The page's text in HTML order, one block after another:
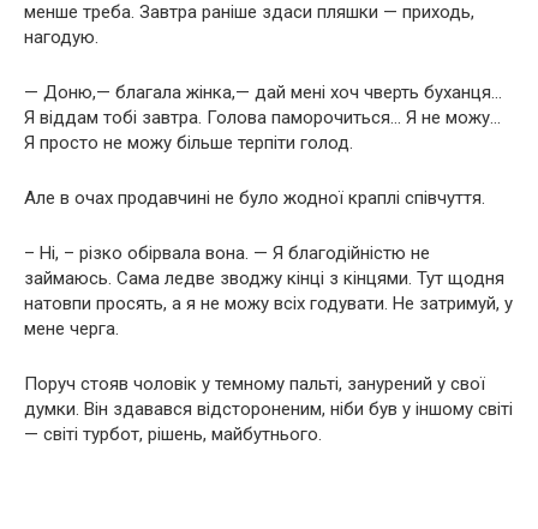
менше треба. Завтра раніше здаси пляшки — приходь,
нагодую.
— Доню,— благала жінка,— дай мені хоч чверть буханця…
Я віддам тобі завтра. Голова паморочиться… Я не можу…
Я просто не можу більше терпіти голод.
Але в очах продавчині не було жодної краплі співчуття.
– Ні, – різко обірвала вона. — Я благодійністю не
займаюсь. Сама ледве зводжу кінці з кінцями. Тут щодня
натовпи просять, а я не можу всіх годувати. Не затримуй, у
мене черга.
Поруч стояв чоловік у темному пальті, занурений у свої
думки. Він здавався відстороненим, ніби був у іншому світі
— світі турбот, рішень, майбутнього.